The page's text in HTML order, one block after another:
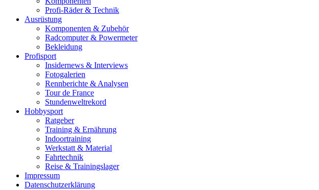
Profi-Räder & Technik
Ausrüstung
Komponenten & Zubehör
Radcomputer & Powermeter
Bekleidung
Profisport
Insidernews & Interviews
Fotogalerien
Rennberichte & Analysen
Tour de France
Stundenweltrekord
Hobbysport
Ratgeber
Training & Ernährung
Indoortraining
Werkstatt & Material
Fahrtechnik
Reise & Trainingslager
Impressum
Datenschutzerklärung